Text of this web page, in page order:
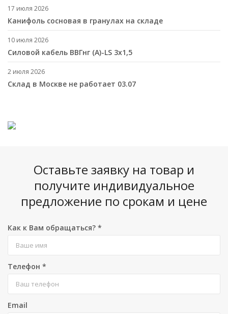
17 июля 2026
Канифоль сосновая в гранулах на складе
10 июля 2026
Cиловой кабель ВВГнг (A)-LS 3х1,5
2 июля 2026
Склад в Москве не работает 03.07
Оставьте заявку на товар и
получите индивидуальное
предложение по срокам и цене
Как к Вам обращаться? *
Телефон *
Email